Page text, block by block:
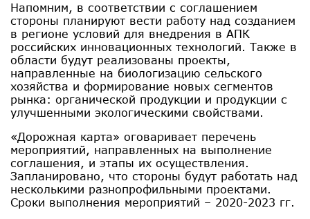
Напомним, в соответствии с соглашением
стороны планируют вести работу над созданием
в регионе условий для внедрения в АПК
российских инновационных технологий. Также в
области будут реализованы проекты,
направленные на биологизацию сельского
хозяйства и формирование новых сегментов
рынка: органической продукции и продукции с
улучшенными экологическими свойствами.
«Дорожная карта» оговаривает перечень
мероприятий, направленных на выполнение
соглашения, и этапы их осуществления.
Запланировано, что стороны будут работать над
несколькими разнопрофильными проектами.
Сроки выполнения мероприятий – 2020-2023 гг.